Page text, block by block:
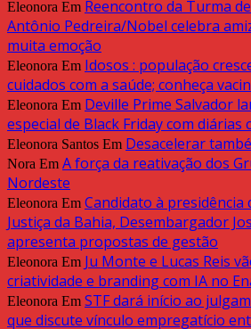
Eleonora Em Reencontro da Turma
Antônio Pedreira/Nobel celebra
muita emoção
Eleonora Em Idosos : população
cuidados com a saúde; conheça
Eleonora Em Deville Prime Salvador
especial de Black Friday com diárias
Eleonora Santos Em Desacelerar
Nora Em A força da reativação dos
Nordeste
Eleonora Em Candidato à presidência
Justiça da Bahia, Desembargador
apresenta propostas de gestão
Eleonora Em Ju Monte e Lucas Reis
criatividade e branding com IA no
Eleonora Em STF dará início ao
que discute vínculo empregatício